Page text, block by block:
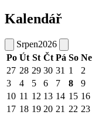
Kalendář
Srpen2026
Po Út St Čt Pá So Ne
27 28 29 30 31 1
2
3
4 5 6 7 8
9
10 11 12 13 14 15 16
17 18 19 20 21 22 23